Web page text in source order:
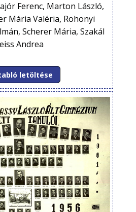
Ferenc, Marton László,
Mária Valéria, Rohonyi
Scherer Mária, Szakál
Andrea
letöltése